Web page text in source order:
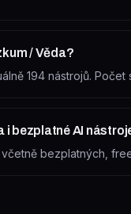
/ Věda?
194 nástrojů.
i bezplatné AI
bezplatných,